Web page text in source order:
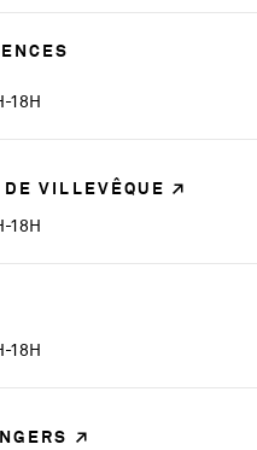
18H
VILLEVÊQUE
18H
18H